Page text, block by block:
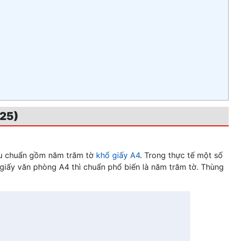
chuẩn gồm năm trăm tờkhổ giấy A4. Trong thực tế một số
văn phòng A4 thì chuẩn phổ biến là năm trăm tờ. Thùng